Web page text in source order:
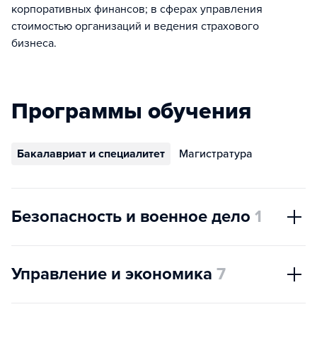
корпоративных финансов; в сферах управления
стоимостью организаций и ведения страхового
бизнеса.
Программы обучения
Бакалавриат и специалитет Магистратура
Безопасность и военное дело 1
Управление и экономика 7